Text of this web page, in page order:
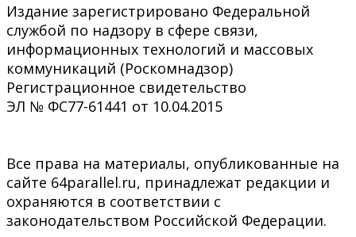
Издание зарегистрировано Федеральной
службой по надзору в сфере связи,
информационных технологий и массовых
коммуникаций (Роскомнадзор)
Регистрационное свидетельство
ЭЛ № ФС77-61441 от 10.04.2015
Все права на материалы, опубликованные на
сайте 64parallel.ru, принадлежат редакции и
охраняются в соответствии с
законодательством Российской Федерации.